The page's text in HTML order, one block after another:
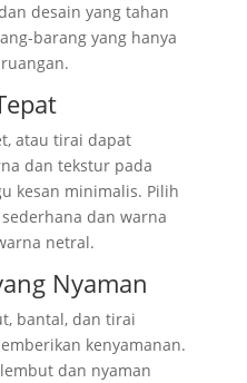
desain yang tahan
barang yang hanya
atau tirai dapat
dan tekstur pada
kesan minimalis. Pilih
dan warna
netral.
Nyaman
bantal, dan tirai
kenyamanan.
dan nyaman